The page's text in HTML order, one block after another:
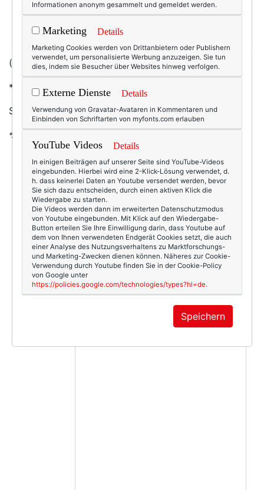
(Foto/Kaufen:My Jewelry Closet
* bei Dawanda)
Sehr süß. Doch, das würde ich auch tragen. :-)
*Affiliate-Link
5187
0
Beauty & Fashion
09.02.2014
armband ,modeschmuck,schmuck,valentinstag
KOMMENTAR
Informationen anonym gesammelt und gemeldet werden.
Marketing Details
Marketing Cookies werden von Drittanbietern oder Publishern
verwendet, um personalisierte Werbung anzuzeigen. Sie tun
dies, indem sie Besucher über Websites hinweg verfolgen.
Externe Dienste Details
Verwendung von Gravatar-Avataren in Kommentaren und
Einbinden von Schriftarten von myfonts.com erlauben
YouTube Videos Details
In einigen Beiträgen auf unserer Seite sind YouTube-Videos
eingebunden. Hierbei wird eine 2-Klick-Lösung verwendet, d.
h. dass keinerlei Daten an Youtube versendet werden, bevor
Sie sich dazu entscheiden, durch einen aktiven Klick die
Wiedergabe zu starten.
Die Videos werden dann im erweiterten Datenschutzmodus
von Youtube eingebunden. Mit Klick auf den Wiedergabe-
Button erteilen Sie Ihre Einwilligung darin, dass Youtube auf
dem von Ihnen verwendeten Endgerät Cookies setzt, die auch
einer Analyse des Nutzungsverhaltens zu Marktforschungs-
und Marketing-Zwecken dienen können. Näheres zur Cookie-
Verwendung durch Youtube finden Sie in der Cookie-Policy
von Google unter
https://policies.google.com/technologies/types?hl=de.
Speichern